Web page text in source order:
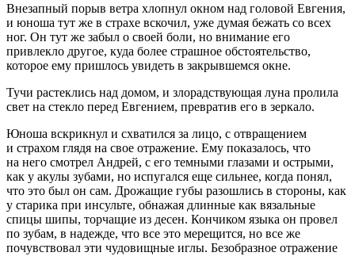
Внезапный порыв ветра хлопнул окном над головой Евгения,
и юноша тут же в страхе вскочил, уже думая бежать со всех
ног. Он тут же забыл о своей боли, но внимание его
привлекло другое, куда более страшное обстоятельство,
которое ему пришлось увидеть в закрывшемся окне.
Тучи растеклись над домом, и злорадствующая луна пролила
свет на стекло перед Евгением, превратив его в зеркало.
Юноша вскрикнул и схватился за лицо, с отвращением
и страхом глядя на свое отражение. Ему показалось, что
на него смотрел Андрей, с его темными глазами и острыми,
как у акулы зубами, но испугался еще сильнее, когда понял,
что это был он сам. Дрожащие губы разошлись в стороны, как
у старика при инсульте, обнажая длинные как вязальные
спицы шипы, торчащие из десен. Кончиком языка он провел
по зубам, в надежде, что все это мерещится, но все же
почувствовал эти чудовищные иглы. Безобразное отражение